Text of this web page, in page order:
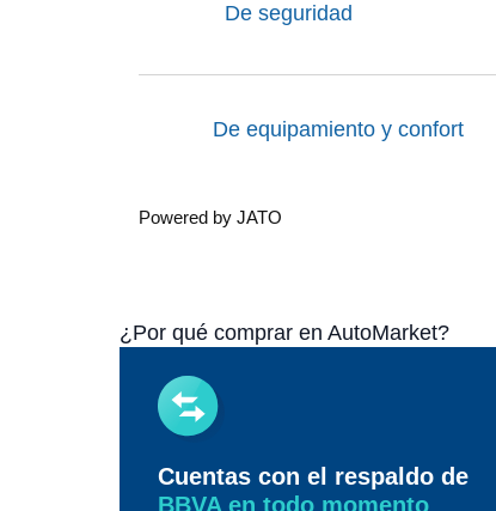
De seguridad
De equipamiento y confort
Powered by JATO
¿Por qué comprar en AutoMarket?
Cuentas con el respaldo de
BBVA en todo momento